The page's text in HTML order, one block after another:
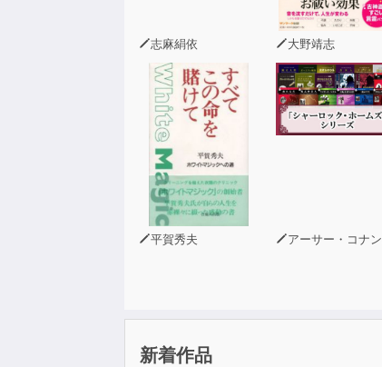
志麻絹依 大野靖志
平賀秀夫 アーサー・コナン・ドイル
新着作品